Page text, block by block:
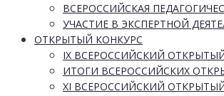
ВСЕРОССИЙСКАЯ
УЧАСТИЕ В ЭКСПЕРТНОЙ
ОТКРЫТЫЙ КОНКУРС
IX ВСЕРОССИЙСКИЙ
ИТОГИ ВСЕРОССИЙСКИХ
XI ВСЕРОССИЙСКИЙ